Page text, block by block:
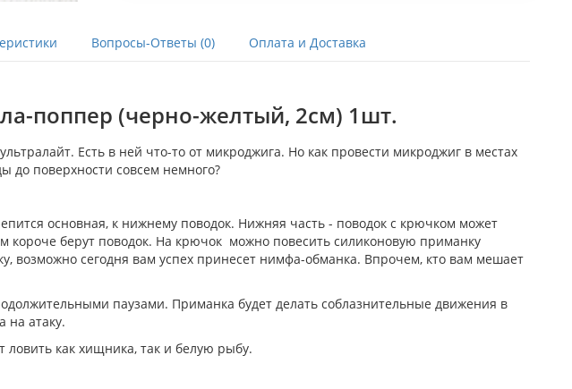
Вопросы-Ответы (0) Оплата и Доставка
поппер (черно-желтый, 2см) 1шт.
Есть в ней что-то от микроджига. Но как провести микроджиг в местах
до поверхности совсем немного?
основная, к нижнему поводок. Нижняя часть - поводок с крючком может
короче берут поводок. На крючок можно повесить силиконовую приманку
сегодня вам успех принесет нимфа-обманка. Впрочем, кто вам мешает
паузами. Приманка будет делать соблазнительные движения в
на атаку.
ловить как хищника, так и белую рыбу.